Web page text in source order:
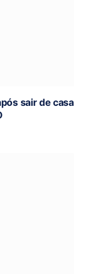
sair de casa